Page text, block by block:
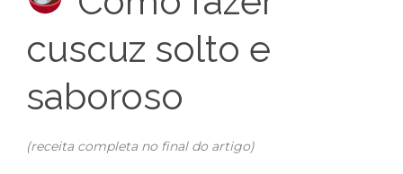
cuscuz solto e
saboroso
(receita completa no final do artigo)